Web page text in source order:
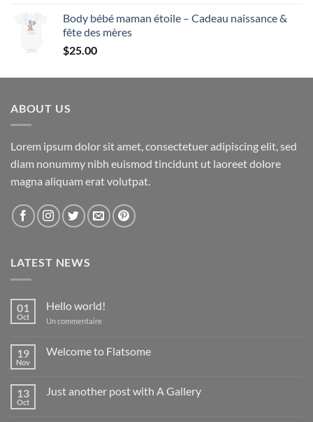
prix :
Body bébé maman étoile – Cadeau naissance &
fête des mères
$25.00
ABOUT US
Lorem ipsum dolor sit amet, consectetuer adipiscing elit, sed
diam nonummy nibh euismod tincidunt ut laoreet dolore
magna aliquam erat volutpat.
LATEST NEWS
01
Oct
Hello world!
Un commentaire
19
Nov
Welcome to Flatsome
Welcome
13
Oct
Just another post with A Gallery